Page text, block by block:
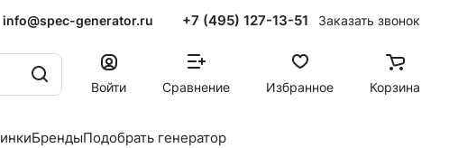
info@spec-generator.ru +7 (495) 127-13-51 Заказать звонок
Войти Сравнение Избранное Корзина
БрендыПодобрать генератор